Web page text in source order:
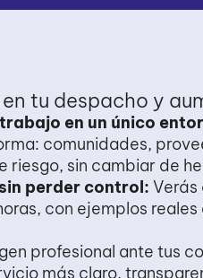
en tu despacho y
en un único
comunidades,
riesgo, sin cambiar de
perder control: Verás
con ejemplos
profesional ante tus
más claro,